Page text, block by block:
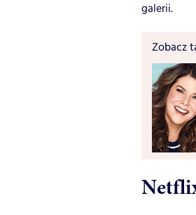
galerii.
Zobacz